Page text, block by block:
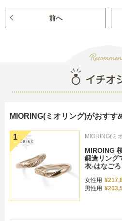
前へ
MIORING(ミオリング)がおすす
MIORING(ミ
MIROING
鍛造リング
衣-はなご
女性用
男性用